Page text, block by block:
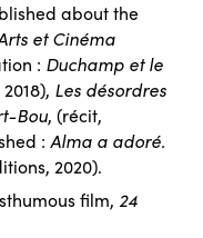
about the
et Cinéma
: Duchamp et le
Les désordres
Bou, (récit,
:Alma a adoré.
2020).
film, 24